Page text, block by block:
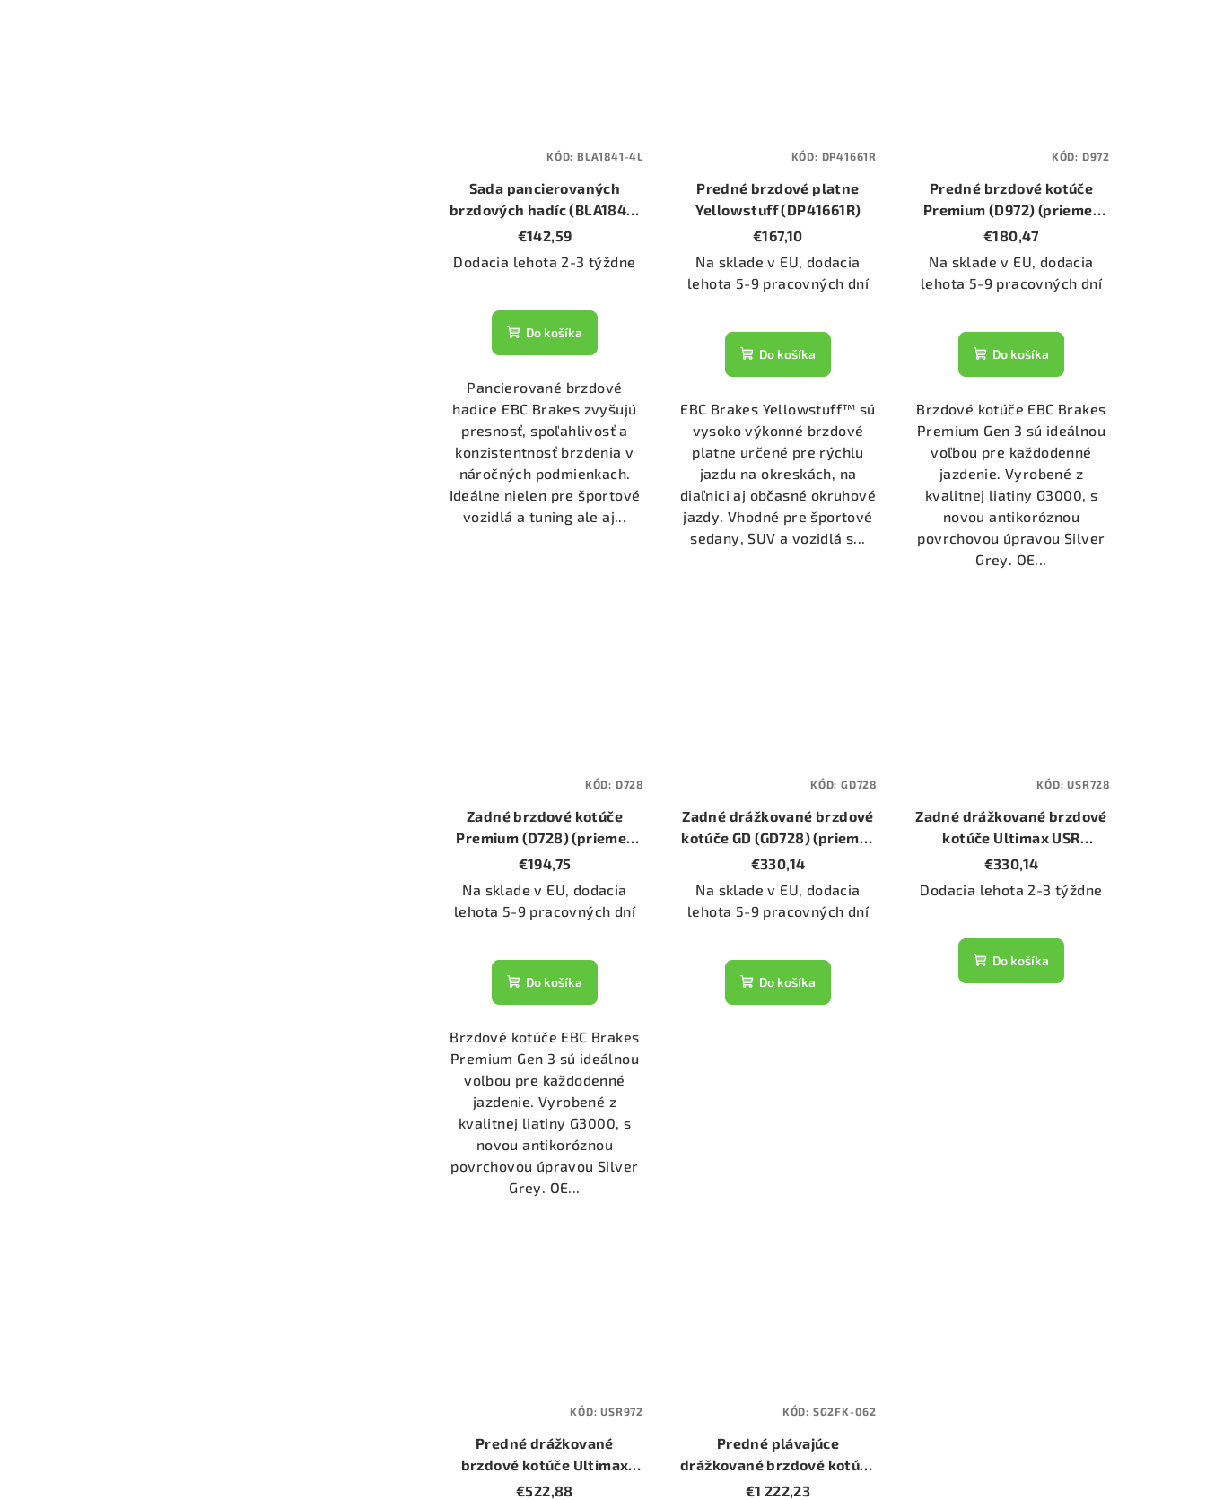
Sada pancierovaných
brzdových hadíc (BLA1841-
4L)
€142,59
Dodacia lehota 2-3 týždne
Do košíka
Pancierované brzdové
hadice EBC Brakes zvyšujú
presnosť, spoľahlivosť a
konzistentnosť brzdenia v
náročných podmienkach.
Ideálne nielen pre športové
vozidlá a tuning ale aj...
KÓD: BLA1841-4L
Predné brzdové platne
Yellowstuff (DP41661R)
€167,10
Na sklade v EU, dodacia
lehota 5-9 pracovných dní
Do košíka
EBC Brakes Yellowstuff™ sú
vysoko výkonné brzdové
platne určené pre rýchlu
jazdu na okreskách, na
diaľnici aj občasné okruhové
jazdy. Vhodné pre športové
sedany, SUV a vozidlá s...
KÓD: DP41661R
Predné brzdové kotúče
Premium (D972) (priemer
294mm)
€180,47
Na sklade v EU, dodacia
lehota 5-9 pracovných dní
Do košíka
Brzdové kotúče EBC Brakes
Premium Gen 3 sú ideálnou
voľbou pre každodenné
jazdenie. Vyrobené z
kvalitnej liatiny G3000, s
novou antikoróznou
povrchovou úpravou Silver
Grey. OE...
KÓD: D972
Zadné brzdové kotúče
Premium (D728) (priemer
266mm)
€194,75
Na sklade v EU, dodacia
lehota 5-9 pracovných dní
Do košíka
Brzdové kotúče EBC Brakes
Premium Gen 3 sú ideálnou
voľbou pre každodenné
jazdenie. Vyrobené z
kvalitnej liatiny G3000, s
novou antikoróznou
povrchovou úpravou Silver
Grey. OE...
KÓD: D728
Zadné drážkované brzdové
kotúče GD (GD728) (priemer
266mm)
€330,14
Na sklade v EU, dodacia
lehota 5-9 pracovných dní
Do košíka
KÓD: GD728
Zadné drážkované brzdové
kotúče Ultimax USR
(USR728) (priemer 266mm)
€330,14
Dodacia lehota 2-3 týždne
Do košíka
KÓD:USR728
Predné drážkované
brzdové kotúče Ultimax
USR (USR972) (priemer
€522,88
KÓD:USR972
Predné plávajúce
drážkované brzdové kotúče
SG (SG2FK-062) (priemer
€1 222,23
KÓD: SG2FK-062